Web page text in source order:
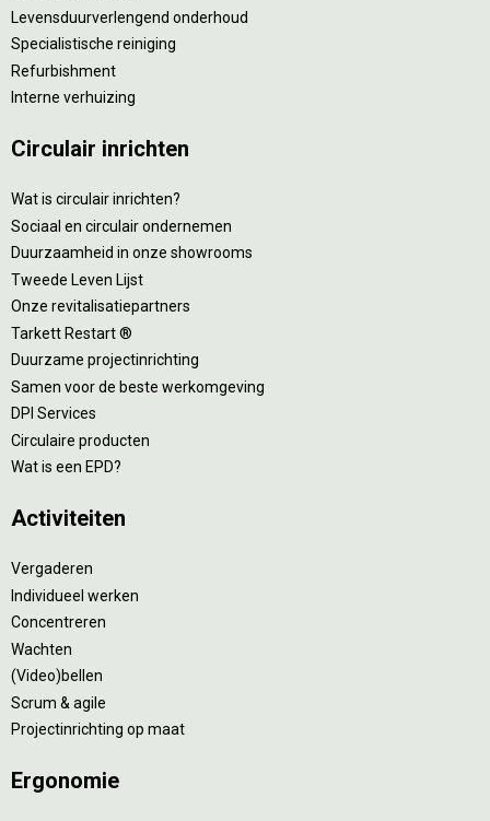
Levensduurverlengend onderhoud
Specialistische reiniging
Refurbishment
Interne verhuizing
Circulair inrichten
Wat is circulair inrichten?
Sociaal en circulair ondernemen
Duurzaamheid in onze showrooms
Tweede Leven Lijst
Onze revitalisatiepartners
Tarkett Restart ®
Duurzame projectinrichting
Samen voor de beste werkomgeving
DPI Services
Circulaire producten
Wat is een EPD?
Activiteiten
Vergaderen
Individueel werken
Concentreren
Wachten
(Video)bellen
Scrum & agile
Projectinrichting op maat
Ergonomie